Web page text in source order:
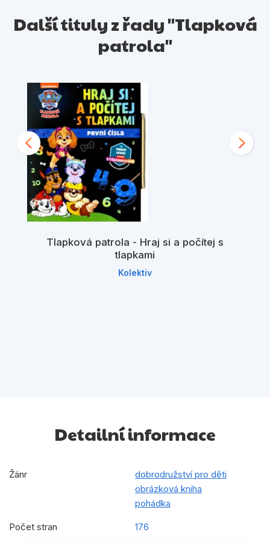
Další tituly z řady "Tlapková
patrola"
Tlapková patrola - Hraj si a počítej s
tlapkami
Kolektiv
Detailní informace
Žánr
dobrodružství pro děti
obrázková kniha
pohádka
Počet stran 176